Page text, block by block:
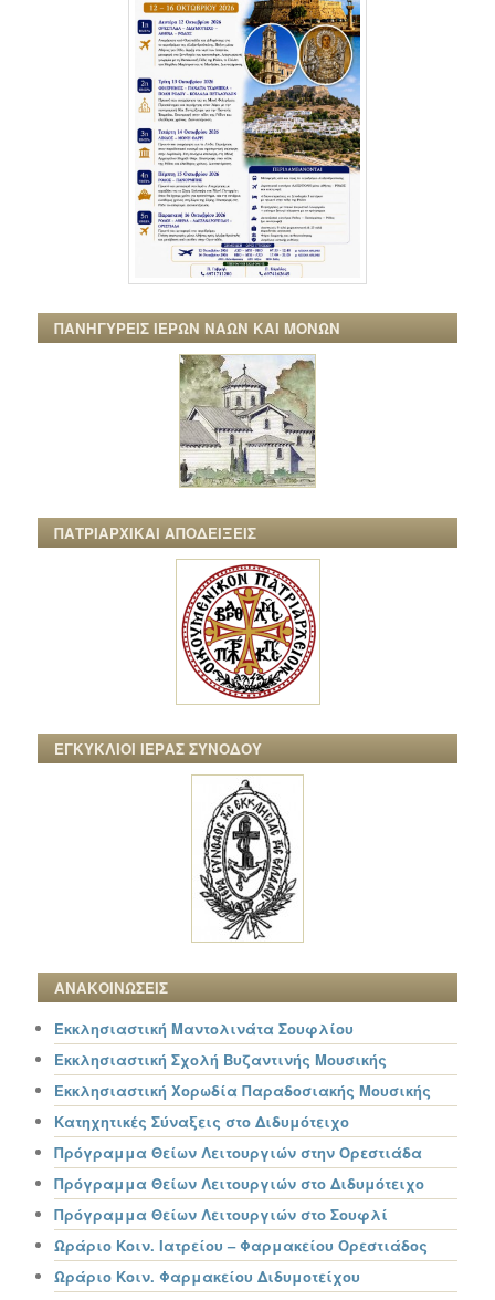
ΠΑΝΗΓΥΡΕΙΣ ΙΕΡΩΝ ΝΑΩΝ ΚΑΙ ΜΟΝΩΝ
ΠΑΤΡΙΑΡΧΙΚΑΙ ΑΠΟΔΕΙΞΕΙΣ
ΕΓΚΥΚΛΙΟΙ ΙΕΡΑΣ ΣΥΝΟΔΟΥ
ΑΝΑΚΟΙΝΩΣΕΙΣ
Εκκλησιαστική Μαντολινάτα Σουφλίου
Εκκλησιαστική Σχολή Βυζαντινής Μουσικής
Εκκλησιαστική Χορωδία Παραδοσιακής Μουσικής
Κατηχητικές Σύναξεις στο Διδυμότειχο
Πρόγραμμα Θείων Λειτουργιών στην Ορεστιάδα
Πρόγραμμα Θείων Λειτουργιών στο Διδυμότειχο
Πρόγραμμα Θείων Λειτουργιών στο Σουφλί
Ωράριο Κοιν. Ιατρείου – Φαρμακείου Ορεστιάδος
Ωράριο Κοιν. Φαρμακείου Διδυμοτείχου